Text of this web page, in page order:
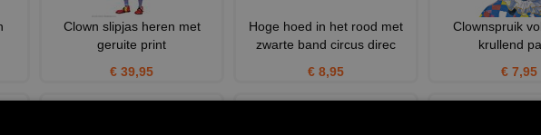
Clown slipjas heren met
geruite print
€ 39,95
Hoge hoed in het rood met
zwarte band circus direc
€ 8,95
Clownspruik
krullend
€ 7,95